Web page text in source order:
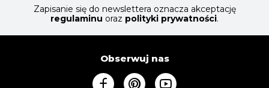
Zapisanie się do newslettera oznacza akceptację
regulaminu oraz polityki prywatności.
Obserwuj nas